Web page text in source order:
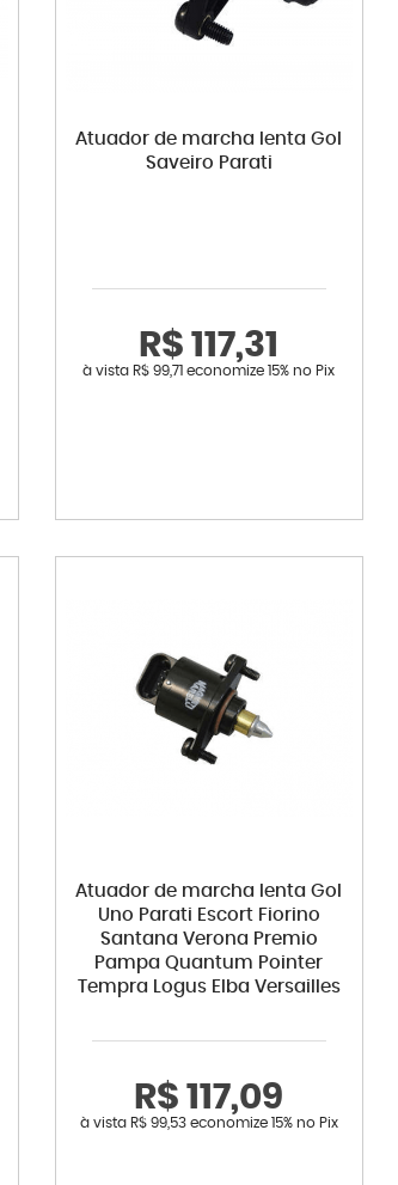
Atuador de marcha lenta Gol
Saveiro Parati
R$ 117,31
à vista R$ 99,71 economize15% no Pix
Atuador de marcha lenta Gol
Uno Parati Escort Fiorino
Santana Verona Premio
Pampa Quantum Pointer
Tempra Logus Elba Versailles
R$ 117,09
à vista R$ 99,53economize 15% no Pix